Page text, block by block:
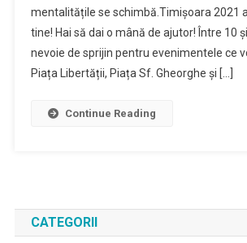
mentalitățile se schimbă.Timișoara 2021
tine! Hai să dai o mână de ajutor! Între 10
nevoie de sprijin pentru evenimentele ce
Piața Libertății, Piața Sf. Gheorghe și […]
Continue Reading
CATEGORII